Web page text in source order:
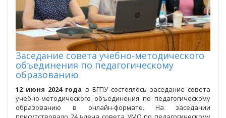
Заседание совета учебно-методического
объединения по педагогическому
образованию
12 июня 2024 года в БГПУ состоялось заседание совета
учебно-методического объединения по педагогическому
образованию в онлайн-формате. На заседании